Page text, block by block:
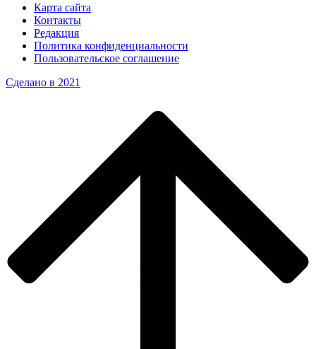
Карта сайта
Контакты
Редакция
Политика конфиденциальности
Пользовательское соглашение
Сделано в 2021